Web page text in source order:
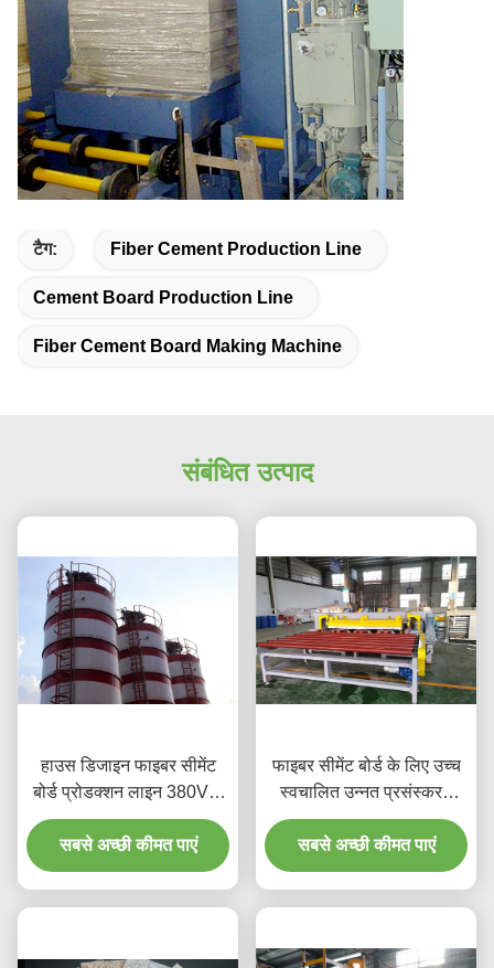
टैग: Fiber Cement Production Line
Cement Board Production Line
Fiber Cement Board Making Machine
संबंधित उत्पाद
हाउस डिजाइन फाइबर सीमेंट
बोर्ड प्रोडक्शन लाइन 380V 3
मिलियन आउटपुट
सबसे अच्छी कीमत पाएं
फाइबर सीमेंट बोर्ड के लिए उच्च
स्वचालित उन्नत प्रसंस्करण
सीमेंट उत्पाद मशीनरी
सबसे अच्छी कीमत पाएं